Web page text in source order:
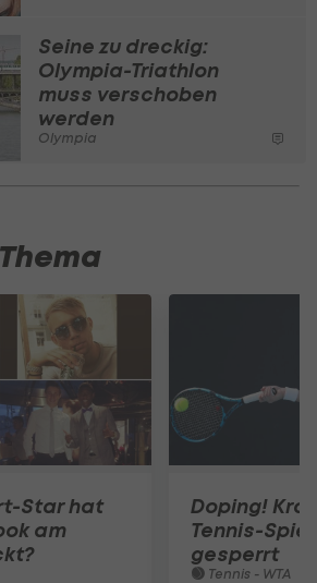
Seine zu dreckig:
Olympia-Triathlon
muss verschoben
werden
Olympia
Star hat
am
Doping!
Tennis-
gesperrt
Tennis - WTA